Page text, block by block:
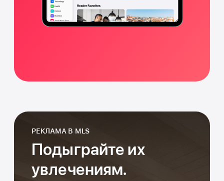
РЕКЛАМА В MLS
Подыграйте их
увлечениям.